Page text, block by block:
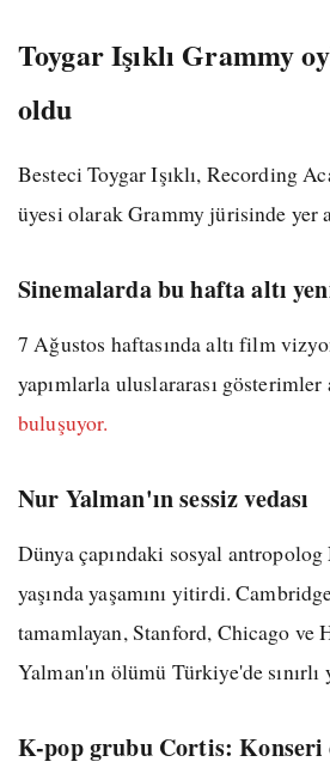
Toygar Işıklı Grammy
oldu
Besteci Toygar Işıklı, Recording
üyesi olarak Grammy jürisinde yer
Sinemalarda bu hafta altı
7 Ağustos haftasında altı film
yapımlarla uluslararası gösterimler
buluşuyor.
Nur Yalman'ın sessiz vedası
Dünya çapındaki sosyal
yaşında yaşamını yitirdi.
tamamlayan, Stanford, Chicago ve
Yalman'ın ölümü Türkiye'de sınırlı
K-pop grubu Cortis: Konseri